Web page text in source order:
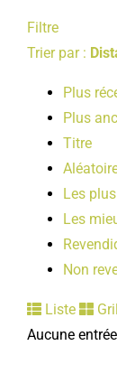
Filtre
Trier par :
Plus
Plus
Titre
Les
Les
Non
Liste
Aucune